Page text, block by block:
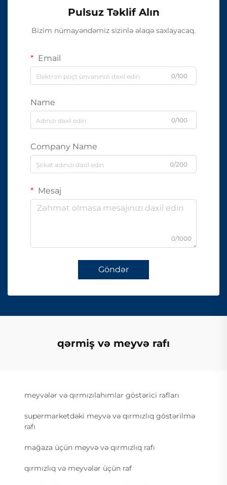
Pulsuz Təklif Alın
Bizim nümayəndəmiz sizinlə əlaqə saxlayacaq.
Email
0/100
Name
0/100
Company Name
0/200
Mesaj
0/1000
Göndər
qərmiş və meyvə rafı
meyvələr və qırmızılahımlar göstərici rafları
supermarketdəki meyvə və qırmızlıq göstərilmə
rafı
mağaza üçün meyvə və qırmızlıq rafı
qırmızlıq və meyvələr üçün raf